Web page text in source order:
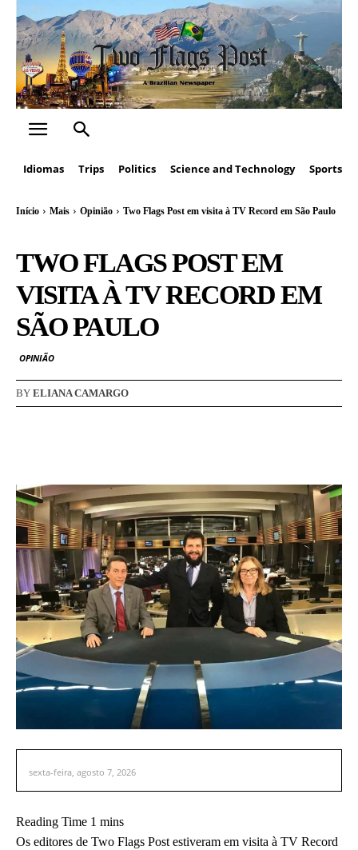
Idiomas Trips Politics Science and Technology Sports
Início Mais Opinião Two Flags Post em visita à TV Record em São Paulo
TWO FLAGS POST EM
VISITA À TV RECORD EM
SÃO PAULO
OPINIÃO
BY ELIANA CAMARGO
sexta-feira, agosto 7, 2026
Os editores de Two Flags Post estiveram em visita à TV Record